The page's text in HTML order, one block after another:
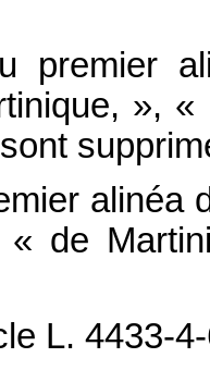
premier
»,
alinéa
de
L. 4433-